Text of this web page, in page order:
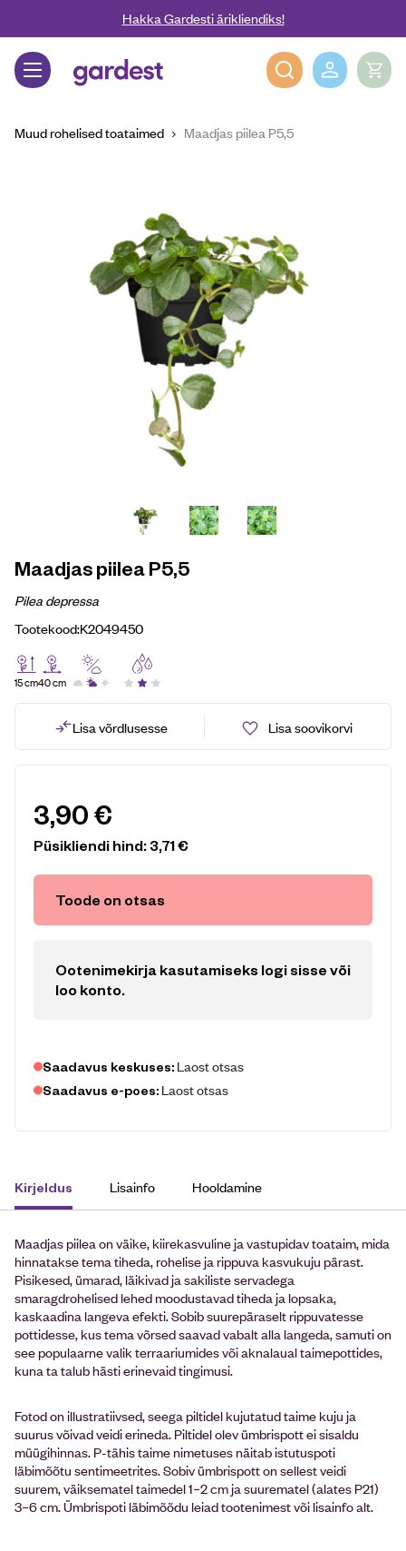
Liigu edasi põhisisu juurdeHakka Gardesti ärikliendiks!
Gardest
Muud rohelised toataimed Maadjas piilea P5,5
Maadjas piilea P5,5
Pilea depressa
Tootekood:K2049450
15 cm40 cm
Lisa võrdlusesse Lisa soovikorvi
3,90€
Püsikliendi hind:3,71€
Toode on otsas
Ootenimekirja kasutamiseks logi sisse või
loo konto.
Saadavus keskuses: Laost otsas
Saadavus e-poes: Laost otsas
Kirjeldus Lisainfo Hooldamine
Maadjas piilea on väike, kiirekasvuline ja vastupidav toataim, mida
hinnatakse tema tiheda, rohelise ja rippuva kasvukuju pärast.
Pisikesed, ümarad, läikivad ja sakiliste servadega
smaragdrohelised lehed moodustavad tiheda ja lopsaka,
kaskaadina langeva efekti. Sobib suurepäraselt rippuvatesse
pottidesse, kus tema võrsed saavad vabalt alla langeda, samuti on
see populaarne valik terraariumides või aknalaual taimepottides,
kuna ta talub hästi erinevaid tingimusi.
Fotod on illustratiivsed, seega piltidel kujutatud taime kuju ja
suurus võivad veidi erineda. Piltidel olev ümbrispott ei sisaldu
müügihinnas. P-tähis taime nimetuses näitab istutuspoti
läbimõõtu sentimeetrites. Sobiv ümbrispott on sellest veidi
suurem, väiksematel taimedel 1–2 cm ja suurematel (alates P21)
3–6 cm. Ümbrispoti läbimõõdu leiad tootenimest või lisainfo alt.